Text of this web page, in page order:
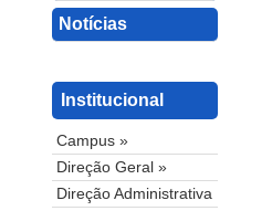
Notícias
Institucional
Campus »
Direção Geral »
Direção Administrativa